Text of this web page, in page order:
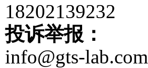
18202139232
投诉举报：
info@gts-lab.com